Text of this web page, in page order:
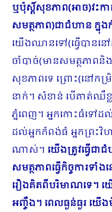
ឬប៉ុស្ដិ៍សុខភាព(អាច)វះកា
សមត្ថភាព)ជាជំហាន ក្
យើងឈានទៅ(ធ្វើបាននៅ
ចាំបាច់(មានសមត្ថភាពនិ
សុខភាពទេ ព្រោះ(នៅកម្
នាក់។ សំខាន់ បើគាត់ឈឺខ្
ភ្នំពេញ។ អ្នកកោះធំទៅដ
ដល់អ្នកកំពង់ធំ អ្នកព្រះវិ
ណាស់។ យើងត្រូវធ្វើជា
សមត្ថភាពធ្វើកិច្ចការទ
រឿងគិតពីបរិមាណ​ទេ។ យ
អញ្ចឹង។ ពេលធ្ងន់ធ្ងរ យើ